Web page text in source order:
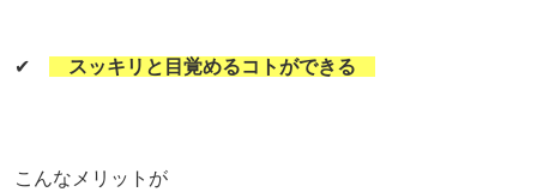
✔ スッキリと目覚めるコトができる
こんなメリットが